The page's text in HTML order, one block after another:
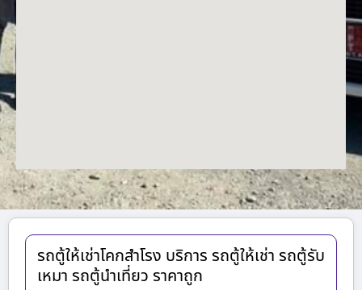
รถตู้ให้เช่าโคกสำโรง บริการ รถตู้ให้เช่า รถตู้รับ
เหมา รถตู้นำเที่ยว ราคาถูก